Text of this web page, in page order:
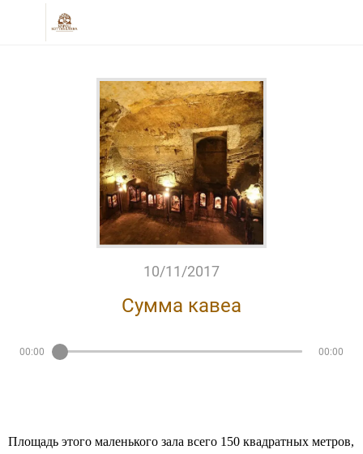
10/11/2017
Сумма кавеа
00:00 00:00
Площадь этого маленького зала всего 150 квадратных метров,